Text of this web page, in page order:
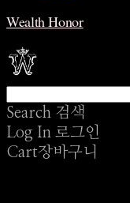
Wealth Honor
Search 검색
Log In 로그인
Cart장바구니